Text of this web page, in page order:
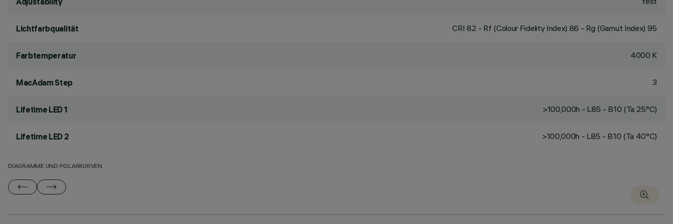
Lichtfarbqualität CRI 82 - Rf (Colour Fidelity Index) 86 - Rg (Gamut Index) 95
Farbtemperatur 4000 K
MacAdam Step 3
Lifetime LED 1 >100,000h - L85 - B10 (Ta 25°C)
Lifetime LED 2 >100,000h - L85 - B10 (Ta 40°C)
DIAGRAMME UND POLARKURVEN